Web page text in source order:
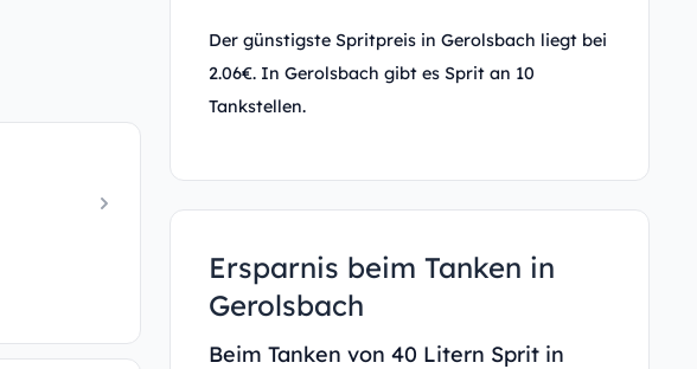
Der günstigste Spritpreis in Gerolsbach liegt bei
2.06€. In Gerolsbach gibt es Sprit an 10
Tankstellen.
Ersparnis beim Tanken in
Gerolsbach
Beim Tanken von 40 Litern Sprit in